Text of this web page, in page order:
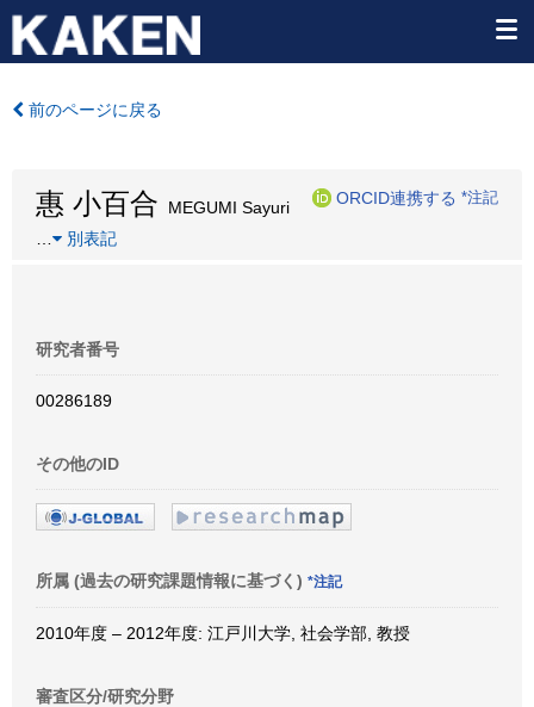
前のページに戻る
惠 小百合 MEGUMI Sayuri
ORCID連携する *注記
別表記
研究者番号
00286189
その他のID
所属 (過去の研究課題情報に基づく) *注記
2010年度 – 2012年度: 江戸川大学, 社会学部, 教授
審査区分/研究分野